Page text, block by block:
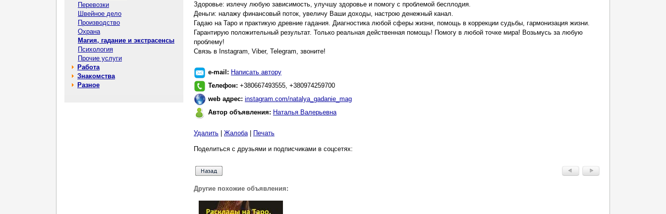
Перевозки
Швейное дело
Производство
Охрана
Магия, гадание и экстрасенсы
Психология
Прочие услуги
Работа
Знакомства
Разное
Здоровье: излечу любую зависимость, улучшу здоровье и помогу с проблемой бесплодия.
Деньги: налажу финансовый поток, увеличу Ваши доходы, настрою денежный канал.
Гадаю на Таро и практикую древние гадания. Диагностика любой сферы жизни, помощь в коррекции судьбы, гармонизация жизни.
Гарантирую положительный результат. Только реальная действенная помощь! Помогу в любой точке мира! Возьмусь за любую
проблему!
Связь в Instagram, Viber, Telegram, звоните!
e-mail: Написать автору
Телефон: +380667493555, +380974259700
web адрес: instagram.com/natalya_gadanie_mag
Автор объявления: Наталья Валерьевна
Удалить Жалоба| Печать
Поделиться с друзьями и подписчиками в соцсетях:
Другие похожие объявления: